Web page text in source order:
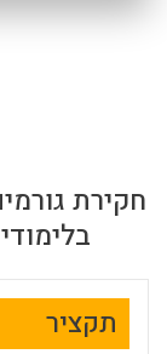
חקירת
תקציר